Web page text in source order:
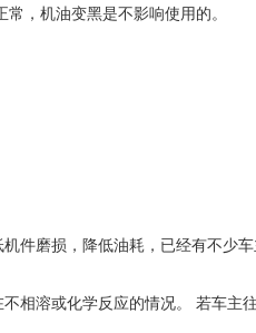
，机油变黑是不影响使用的。
件磨损，降低油耗，已经有不少车
相溶或化学反应的情况。 若车